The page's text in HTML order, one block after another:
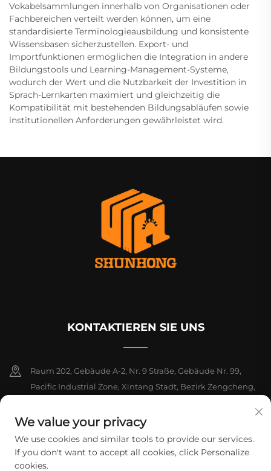
Vokabelsammlungen innerhalb von Organisationen oder
Fachbereichen verteilt werden können, um eine
standardisierte Terminologieausbildung und konsistente
Wissensbasen sicherzustellen. Export- und
Importfunktionen ermöglichen die Integration in andere
Bildungstools und Learning-Management-Systeme,
wodurch der Wert und die Nutzbarkeit der Investition in
Sprach-Lernkarten maximiert und gleichzeitig die
Kompatibilität mit bestehenden Bildungsabläufen sowie
institutionellen Anforderungen gewährleistet wird.
KONTAKTIEREN SIE UNS
Raum 202, Gebäude A-2, Nr. 9 Straße, Gebäude Nr. 99,
Pacific Industrial Zone, Xintang Stadt, Bezirk Zengcheng,
+86-18925142858
[email protected]
We value your privacy
We use cookies and similar tools to provide our services.
If you don't want to accept all cookies, click Personalize
cookies.